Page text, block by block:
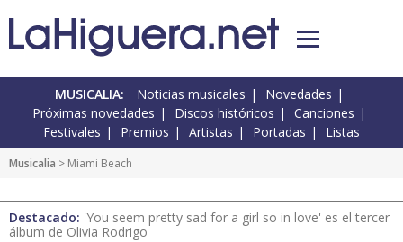
MUSICALIA: Noticias musicales
Novedades
Próximas novedades
Discos históricos
Canciones
Festivales
Premios Artistas Portadas Listas
Musicalia > Miami Beach
Destacado: 'You seem pretty sad for a girl so in love' es el tercer
álbum de Olivia Rodrigo